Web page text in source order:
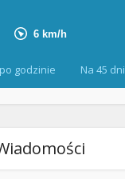
godzinie Na 45 dni